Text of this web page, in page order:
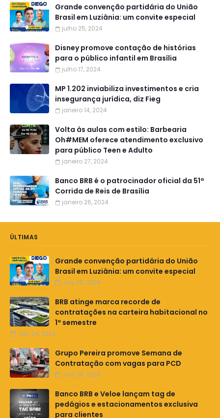
Grande convenção partidária do União
Brasil em Luziânia: um convite especial
julho 25, 2024
Disney promove contação de histórias
para o público infantil em Brasília
julho 17, 2024
MP 1.202 inviabiliza investimentos e cria
insegurança jurídica, diz Fieg
janeiro 14, 2024
Volta às aulas com estilo: Barbearia
Oh#MEM oferece atendimento exclusivo
para público Teen e Adulto
janeiro 27, 2024
Banco BRB é o patrocinador oficial da 51ª
Corrida de Reis de Brasília
janeiro 26, 2024
ÚLTIMAS
Grande convenção partidária do União
Brasil em Luziânia: um convite especial
July 25, 2024
BRB atinge marca recorde de
contratações na carteira habitacional no
1º semestre
July 24, 2024
Grupo Pereira promove Semana de
Contratação com vagas para PCD
July 24, 2024
Banco BRB e Veloe lançam tag de
pedágios e estacionamentos exclusiva
para clientes